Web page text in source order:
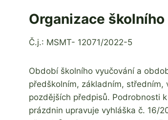
Organizace
Č.j.: MSMT- 12071/2022-5
Období školního vyučování a
předškolním, základním, středním,
pozdějších předpisů. Podrobnosti
prázdnin upravuje vyhláška č. 16/